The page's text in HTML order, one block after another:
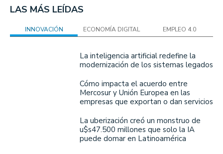
LAS MÁS LEÍDAS
INNOVACIÓN ECONOMÍA DIGITAL EMPLEO 4.0
La inteligencia artificial redefine la
modernización de los sistemas legados
Cómo impacta el acuerdo entre
Mercosur y Unión Europea en las
empresas que exportan o dan servicios
La uberización creó un monstruo de
u$s47.500 millones que solo la IA
puede domar en Latinoamérica